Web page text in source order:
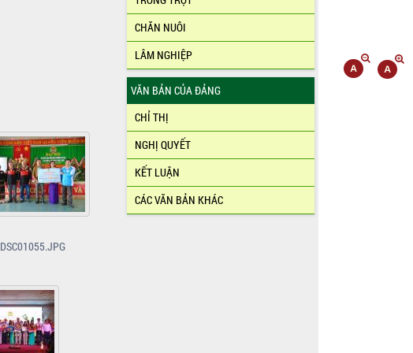
DSC01055.JPG
CHĂN NUÔI
LÂM NGHIỆP
VĂN BẢN CỦA ĐẢNG
CHỈ THỊ
NGHỊ QUYẾT
KẾT LUẬN
CÁC VĂN BẢN KHÁC